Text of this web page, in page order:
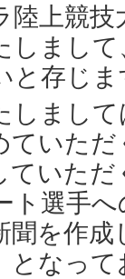
上競技
しまし
と存じま
まして
ていた
ていた
ト選手
聞を作
となっ